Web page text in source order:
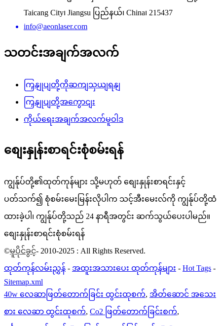
Taicang City၊ Jiangsu ပြည်နယ်၊ China၊ 215437
info@aeonlaser.com
သတင်းအချက်အလက်
ကြှနျုပျတို့ကိုဆကျသှယျရနျ
ကြှနျုပျတို့အကွောငျး
ကိုယ်ရေးအချက်အလက်မူဝါဒ
စျေးနှုန်းစာရင်းစုံစမ်းရန်
ကျွန်ုပ်တို့၏ထုတ်ကုန်များ သို့မဟုတ် စျေးနှုန်းစာရင်းနှင့်
ပတ်သက်၍ စုံစမ်းမေးမြန်းလိုပါက သင့်အီးမေးလ်ကို ကျွန်ုပ်တို့ထံ
ထားခဲ့ပါ၊ ကျွန်ုပ်တို့သည် 24 နာရီအတွင်း ဆက်သွယ်ပေးပါမည်။
စျေးနှုန်းစာရင်းစုံစမ်းရန်
©မူပိုင်ခွင့်- 2010-2025 : All Rights Reserved.
ထုတ်ကုန်လမ်းညွှန် - အထူးအသားပေး ထုတ်ကုန်များ - Hot Tags -
Sitemap.xml
40w လေဆာဖြတ်တောက်ခြင်း ထွင်းထုစက်, အိတ်ဆောင် အသေး
စား လေဆာ ထွင်းထုစက်, Co2 ဖြတ်တောက်ခြင်းစက်,